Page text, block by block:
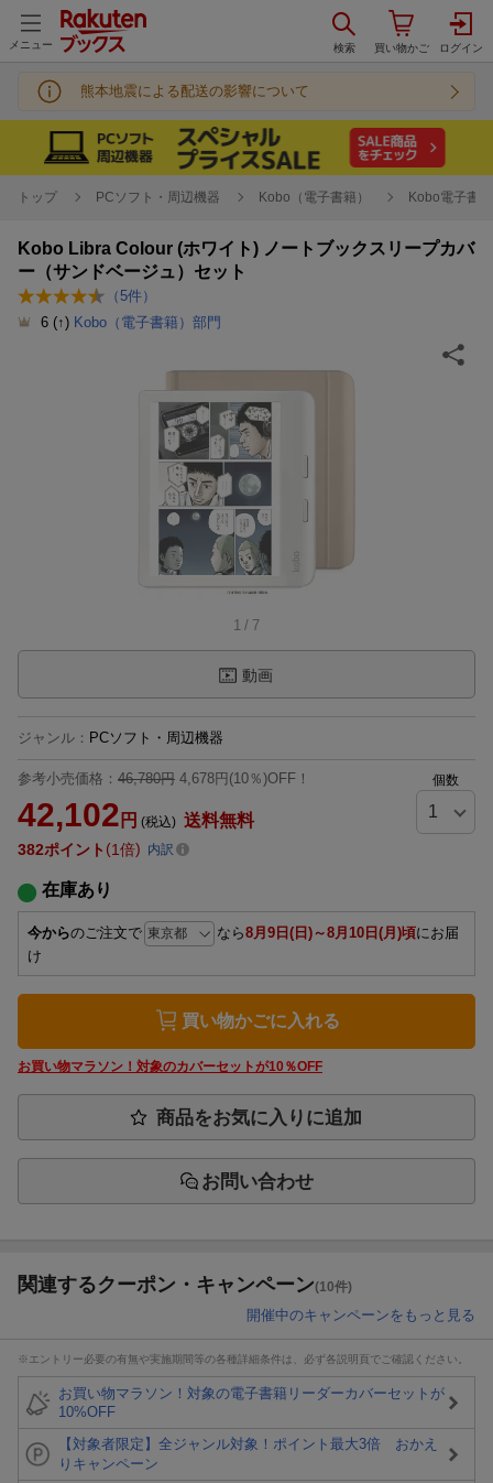
メニュー
熊本地震による配送の影響について
トップ PCソフト・周辺機器 Kobo（電子書籍） Kobo電子書
Kobo Libra Colour (ホワイト) ノートブックスリープカバ
ー（サンドベージュ）セット
（5件）
6 (↑) Kobo（電子書籍）部門
1 / 7
動画
ジャンル ： PCソフト・周辺機器
参考小売価格： 46,780円 4,678円(10％)OFF！
42,102 円 (税込) 送料無料
個数
382ポイント 1倍 内訳
在庫あり
今からのご注文で なら8月9日(日)～8月10日(月)頃にお届
け
買い物かごに入れる
お買い物マラソン！対象のカバーセットが10％OFF
商品をお気に入りに追加
お問い合わせ
関連するクーポン・キャンペーン(10件)
開催中のキャンペーンをもっと見る
※エントリー必要の有無や実施期間等の各種詳細条件は、必ず各説明頁でご確認ください。
お買い物マラソン！対象の電子書籍リーダーカバーセットが
10%OFF
【対象者限定】全ジャンル対象！ポイント最大3倍 おかえ
りキャンペーン